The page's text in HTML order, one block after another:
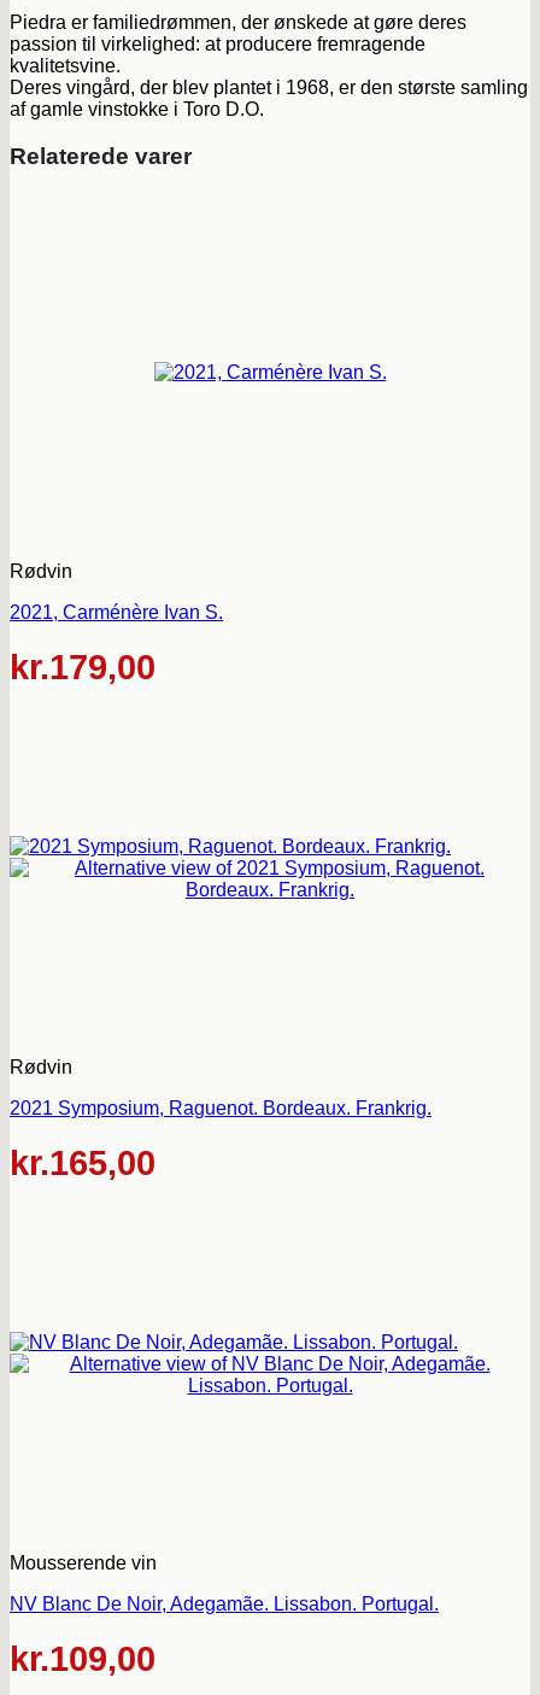
Piedra er familiedrømmen, der ønskede at gøre deres
passion til virkelighed: at producere fremragende
kvalitetsvine.
Deres vingård, der blev plantet i 1968, er den største samling
af gamle vinstokke i Toro D.O.
Relaterede varer
Rødvin
2021, Carménère Ivan S.
kr.179,00
Rødvin
2021 Symposium, Raguenot. Bordeaux. Frankrig.
kr.165,00
Mousserende vin
NV Blanc De Noir, Adegamãe. Lissabon. Portugal.
kr.109,00